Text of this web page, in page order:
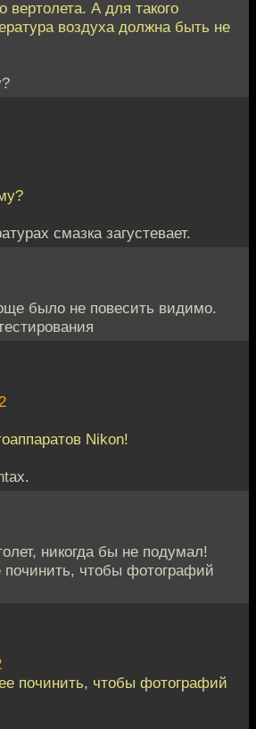
вертолета. А для такого
воздуха должна быть не
смазка загустевает.
было не повесить видимо.
Nikon!
никогда бы не подумал!
чтобы фотографий
починить, чтобы фотографий